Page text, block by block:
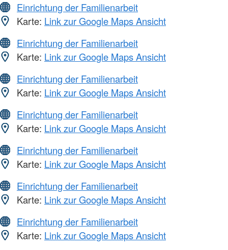
Einrichtung der Familienarbeit
Karte: Link zur Google Maps Ansicht
Einrichtung der Familienarbeit
Karte: Link zur Google Maps Ansicht
Einrichtung der Familienarbeit
Karte: Link zur Google Maps Ansicht
Einrichtung der Familienarbeit
Karte: Link zur Google Maps Ansicht
Einrichtung der Familienarbeit
Karte: Link zur Google Maps Ansicht
Einrichtung der Familienarbeit
Karte: Link zur Google Maps Ansicht
Einrichtung der Familienarbeit
Karte: Link zur Google Maps Ansicht